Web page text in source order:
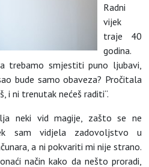
Radni
vijek
traje 40
godina.
trebamo smjestiti puno ljubavi,
bude samo obaveza? Pročitala
i ni trenutak nećeš raditi“.
neki vid magije, zašto se ne
sam vidjela zadovoljstvo u
a ni pokvariti mi nije strano.
način kako da nešto proradi,